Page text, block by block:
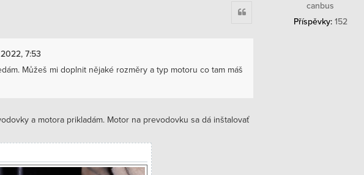
canbus
Příspěvky: 152
7:53
Můžeš mi doplnit nějaké rozměry a typ motoru co tam máš
a motora prikladám. Motor na prevodovku sa dá inštalovať